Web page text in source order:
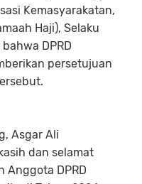
Kemasyarakatan,
Haji), Selaku
DPRD
persetujuan
Asgar Ali
dan selamat
Anggota DPRD